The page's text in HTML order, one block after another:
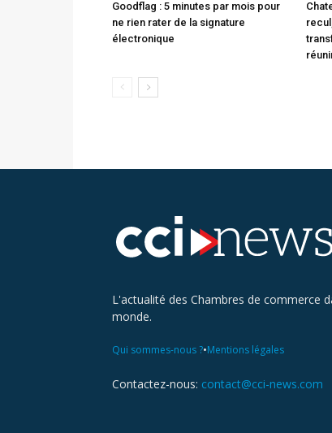
Goodflag : 5 minutes par mois pour
ne rien rater de la signature
électronique
L'actualité des Chambres de commerce
monde.
Qui sommes-nous ?•Mentions légales
Contactez-nous: contact@cci-news.com